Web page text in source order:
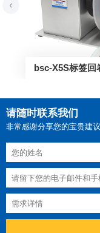
bsc-X5S标签回
请随时联系我们
非常感谢分享您的宝贵建